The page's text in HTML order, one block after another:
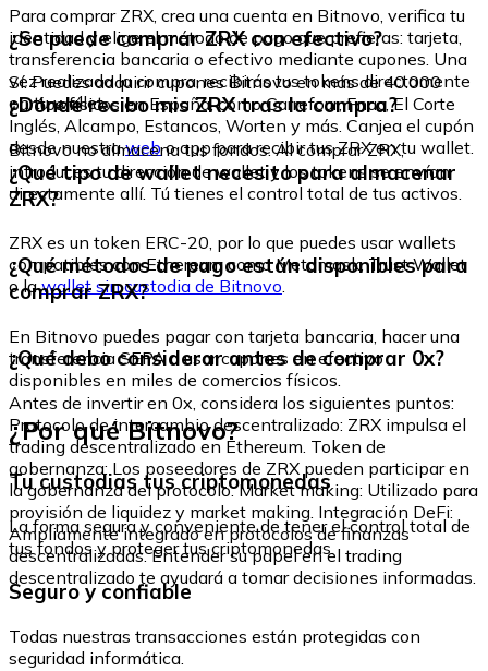
Para comprar ZRX, crea una cuenta en Bitnovo, verifica tu
identidad y elige el método de pago que prefieras: tarjeta,
transferencia bancaria o efectivo mediante cupones. Una
vez realizada la compra, recibirás tus tokens directamente
en tu wallet.
¿Se puede comprar ZRX con efectivo?
Sí. Puedes adquirir cupones Bitnovo en más de 40.000
puntos físicos en España, como Carrefour, Fnac, El Corte
Inglés, Alcampo, Estancos, Worten y más. Canjea el cupón
desde nuestrawebo app para recibir tus ZRX en tu wallet.
¿Dónde recibo mis ZRX tras la compra?
Bitnovo no almacena tus fondos. Al comprar ZRX,
introduces tu dirección de wallet y los tokens se envían
directamente allí. Tú tienes el control total de tus activos.
¿Qué tipo de wallet necesito para almacenar
ZRX?
ZRX es un token ERC-20, por lo que puedes usar wallets
compatibles con Ethereum como Metamask, Trust Wallet
o lawallet sin custodia de Bitnovo.
¿Qué métodos de pago están disponibles para
comprar ZRX?
En Bitnovo puedes pagar con tarjeta bancaria, hacer una
transferencia SEPA o usar cupones en efectivo
disponibles en miles de comercios físicos.
¿Qué debo considerar antes de comprar 0x?
Antes de invertir en 0x, considera los siguientes puntos:
Protocolo de intercambio descentralizado: ZRX impulsa el
trading descentralizado en Ethereum. Token de
gobernanza: Los poseedores de ZRX pueden participar en
la gobernanza del protocolo. Market making: Utilizado para
provisión de liquidez y market making. Integración DeFi:
Ampliamente integrado en protocolos de finanzas
descentralizadas. Entender su papel en el trading
descentralizado te ayudará a tomar decisiones informadas.
¿Por qué Bitnovo?
Tu custodias tus criptomonedas
La forma segura y conveniente de tener el control total de
tus fondos y proteger tus criptomonedas.
Seguro y confiable
Todas nuestras transacciones están protegidas con
seguridad informática.